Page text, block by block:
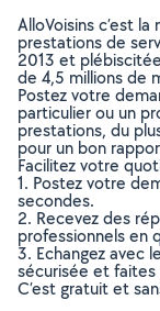
AlloVoisins c’est
prestations de
2013 et
de 4,5 millions de
Postez votre
particulier ou un
prestations, du
pour un bon
Facilitez votre
1. Postez votre
secondes.
2. Recevez des
professionnels en
3. Echangez avec
sécurisée et faites
C’est gratuit et